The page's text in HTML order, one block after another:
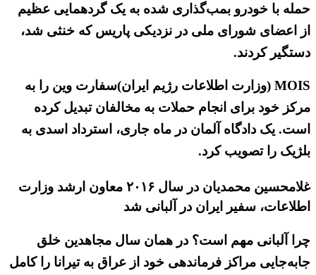
حمله با خودرو بمب‌گذاری شده به یک گردهمایی عظیم
از اعضای شورای ملی در نزدیکی پاریس که خنثی شد،
دستگیر کردند.
MOIS (وزارت اطلاعات رژیم ایران)سفارت وین را به
مرکز خود برای انجام حملات به مخالفان تبدیل کرده
است. یک دادگاه آلمان در ماه جاری، استرداد اسدی به
بلژیک را تصویب کرد.
غلامحسین محمدیان در سال ۲۰۱۶ معاون ارشد وزارت
اطلاعات، سفیر ایران در آلبانی شد
چرا آلبانی مهم است؟ در همان سال مجاهدین خلق
جابه‌جایی مراکز فرماندهی خود از عراق به تیرانا را کامل